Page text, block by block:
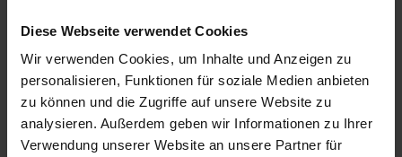
Diese Webseite verwendet Cookies
Wir verwenden Cookies, um Inhalte und Anzeigen zu
personalisieren, Funktionen für soziale Medien anbieten
zu können und die Zugriffe auf unsere Website zu
analysieren. Außerdem geben wir Informationen zu Ihrer
Verwendung unserer Website an unsere Partner für
In den Warenkorb
Zur Wunschliste hinzufügen
Hinweise zu Versandkosten